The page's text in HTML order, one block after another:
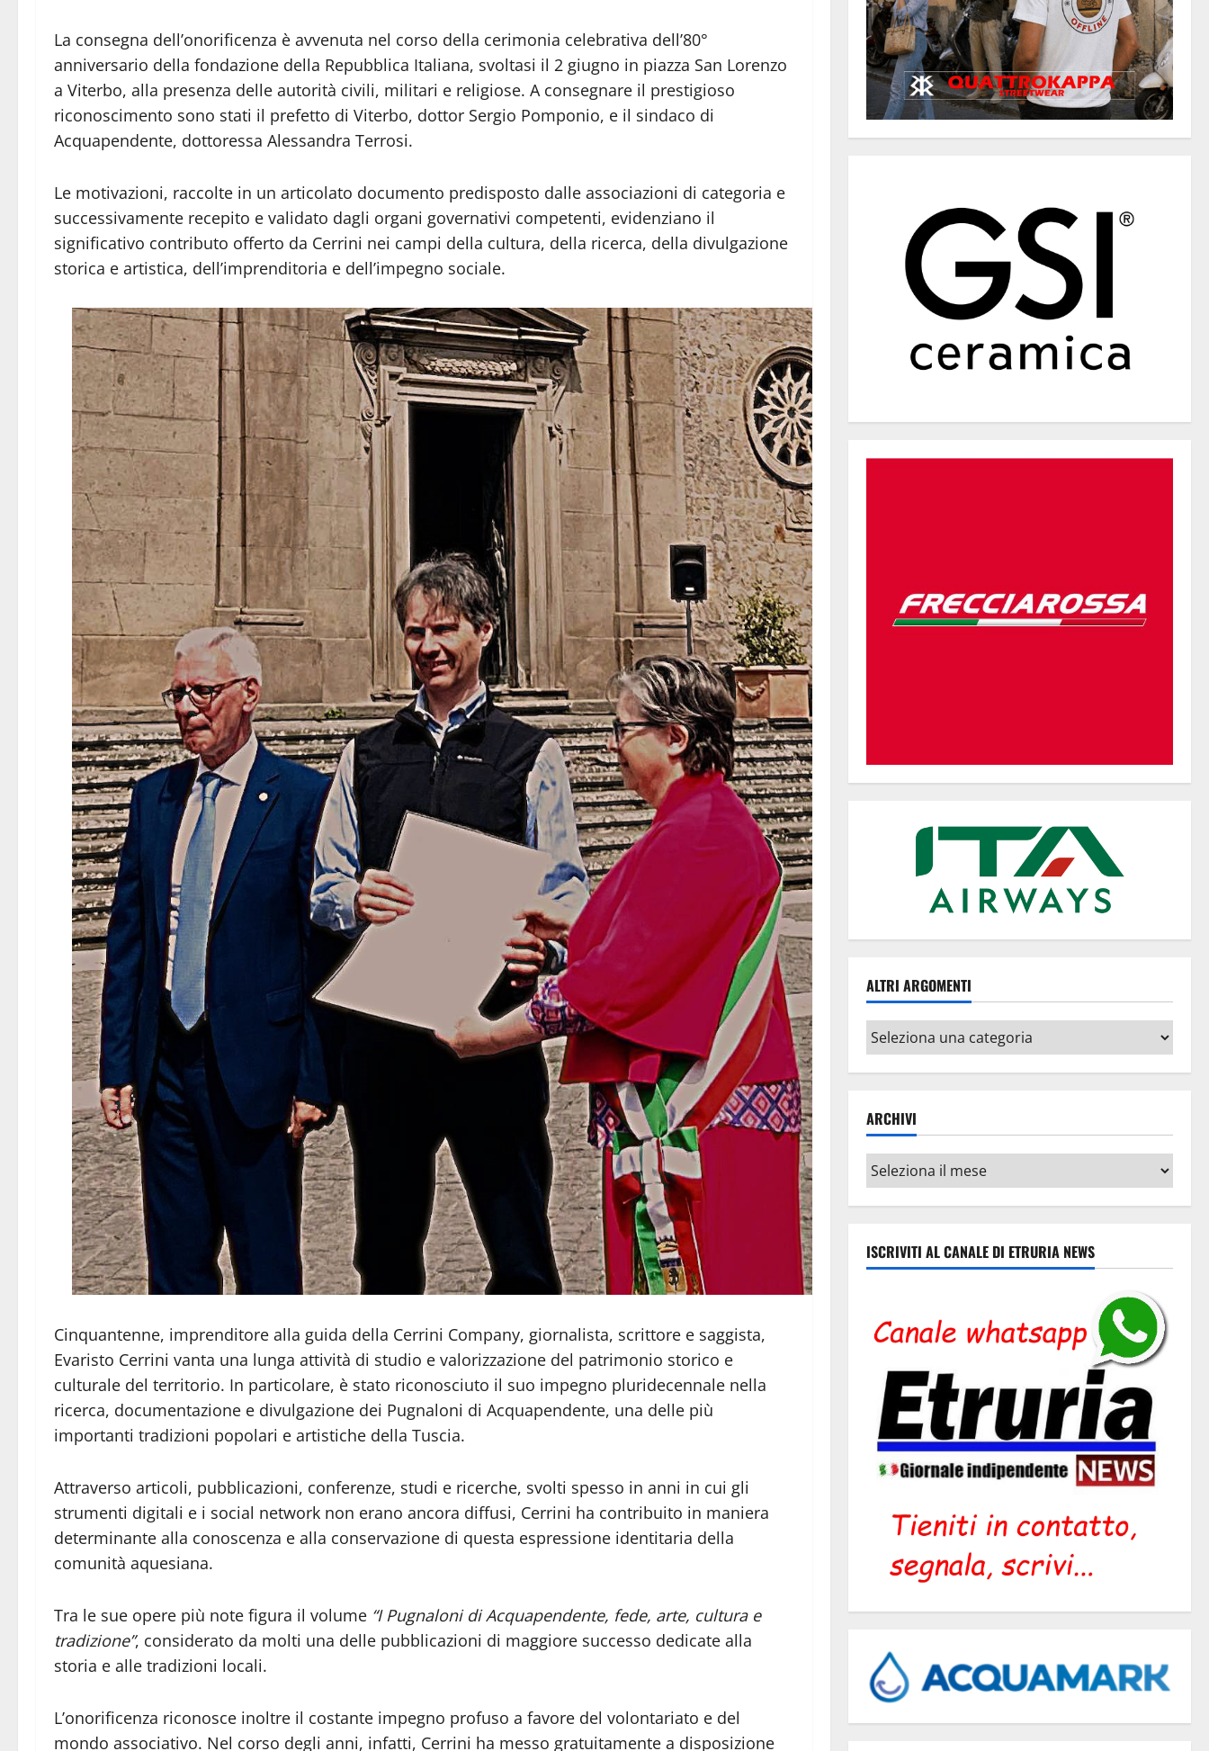
La consegna dell’onorificenza è avvenuta nel corso della cerimonia celebrativa dell’80°
anniversario della fondazione della Repubblica Italiana, svoltasi il 2 giugno in piazza San Lorenzo
a Viterbo, alla presenza delle autorità civili, militari e religiose. A consegnare il prestigioso
riconoscimento sono stati il prefetto di Viterbo, dottor Sergio Pomponio, e il sindaco di
Acquapendente, dottoressa Alessandra Terrosi.
Le motivazioni, raccolte in un articolato documento predisposto dalle associazioni di categoria e
successivamente recepito e validato dagli organi governativi competenti, evidenziano il
significativo contributo offerto da Cerrini nei campi della cultura, della ricerca, della divulgazione
storica e artistica, dell’imprenditoria e dell’impegno sociale.
Cinquantenne, imprenditore alla guida della Cerrini Company, giornalista, scrittore e saggista,
Evaristo Cerrini vanta una lunga attività di studio e valorizzazione del patrimonio storico e
culturale del territorio. In particolare, è stato riconosciuto il suo impegno pluridecennale nella
ricerca, documentazione e divulgazione dei Pugnaloni di Acquapendente, una delle più
importanti tradizioni popolari e artistiche della Tuscia.
Attraverso articoli, pubblicazioni, conferenze, studi e ricerche, svolti spesso in anni in cui gli
strumenti digitali e i social network non erano ancora diffusi, Cerrini ha contribuito in maniera
determinante alla conoscenza e alla conservazione di questa espressione identitaria della
comunità aquesiana.
Tra le sue opere più note figura il volume “I Pugnaloni di Acquapendente, fede, arte, cultura e
tradizione”, considerato da molti una delle pubblicazioni di maggiore successo dedicate alla
storia e alle tradizioni locali.
L’onorificenza riconosce inoltre il costante impegno profuso a favore del volontariato e del
mondo associativo. Nel corso degli anni, infatti, Cerrini ha messo gratuitamente a disposizione
ALTRI ARGOMENTI
Altri
argomenti
ARCHIVI
Archivi
ISCRIVITI AL CANALE DI ETRURIA NEWS